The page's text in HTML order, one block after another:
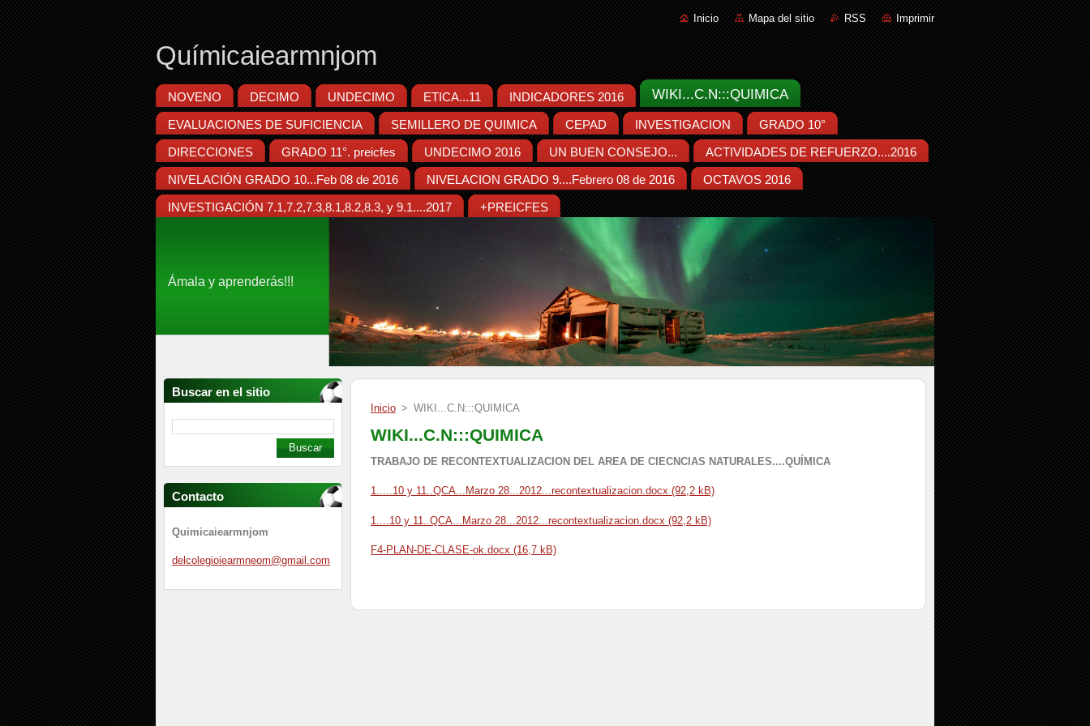
Inicio Mapa del sitio RSS Imprimir
Químicaiearmnjom
NOVENO DECIMO UNDECIMO ETICA...11 INDICADORES 2016 WIKI...C.N:::QUIMICA
EVALUACIONES DE SUFICIENCIA SEMILLERO DE QUIMICA CEPAD INVESTIGACION GRADO 10°
DIRECCIONES GRADO 11°. preicfes UNDECIMO 2016 UN BUEN CONSEJO... ACTIVIDADES DE REFUERZO....2016
NIVELACIÓN GRADO 10...Feb 08 de 2016 NIVELACION GRADO 9....Febrero 08 de 2016 OCTAVOS 2016
INVESTIGACIÓN 7.1,7.2,7.3,8.1,8.2,8.3, y 9.1....2017 +PREICFES
Ámala y aprenderás!!!
Buscar en el sitio
Contacto
Quimicaiearmnjom
delcolegioiearmneom@gmai l.com
Inicio > WIKI...C.N:::QUIMICA
WIKI...C.N:::QUIMICA
TRABAJO DE RECONTEXTUALIZACION DEL AREA DE CIECNCIAS NATURALES....QUÍMICA
1.....10 y 11..QCA...Marzo 28...2012...recontextualizacion.docx (92,2 kB)
1... .10 y 11..QCA...Marzo 28...2012...recontextualizacion.docx (92,2 kB)
F4-PLAN-DE-CLASE-ok.docx (16,7 kB)